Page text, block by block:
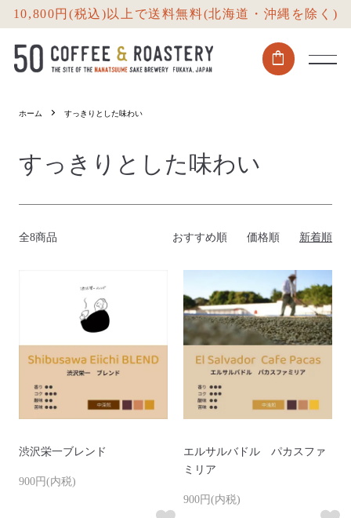
10,800円(税込)以上で送料無料(北海道・沖縄を除く)
shopping_bag
ホーム すっきりとした味わい
すっきりとした味わい
全8商品 おすすめ順 価格順 新着順
渋沢栄一ブレンド
900円(内税)
エルサルバドル パカスファ
ミリア
900円(内税)